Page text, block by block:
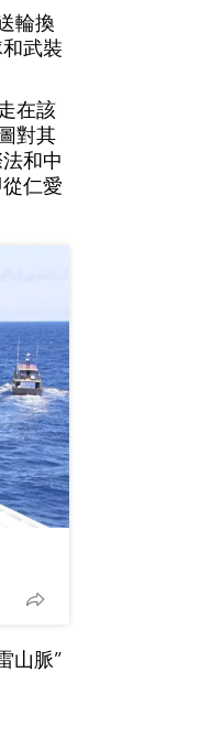
輪換
武裝
在該
對其
和中
仁愛
山脈”